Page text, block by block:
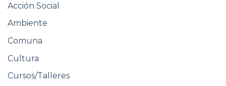
Acción Social
Ambiente
Comuna
Cultura
Cursos/Talleres